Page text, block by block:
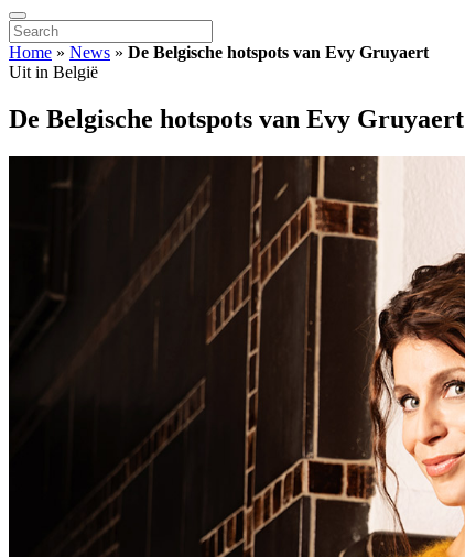
Home » News » De Belgische hotspots van Evy Gruyaert
Uit in België
De Belgische hotspots van Evy Gruyaert